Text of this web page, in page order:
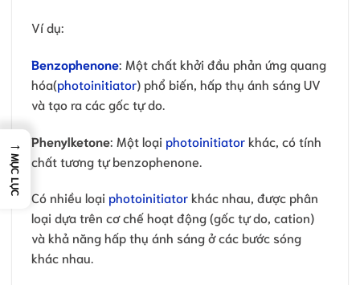
Ví dụ:
Benzophenone: Một chất khởi đầu phản ứng quang
hóa(photoinitiator) phổ biến, hấp thụ ánh sáng UV
và tạo ra các gốc tự do.
Phenylketone: Một loại photoinitiatorkhác, có tính
chất tương tự benzophenone.
Có nhiều loại photoinitiatorkhác nhau, được phân
loại dựa trên cơ chế hoạt động (gốc tự do, cation)
và khả năng hấp thụ ánh sáng ở các bước sóng
khác nhau.
→
MỤC LỤC